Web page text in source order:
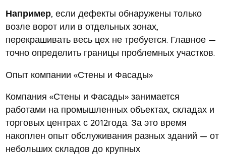
Например, если дефекты обнаружены только
возле ворот или в отдельных зонах,
перекрашивать весь цех не требуется. Главное —
точно определить границы проблемных участков.
Опыт компании «Стены и Фасады»
Компания «Стены и Фасады» занимается
работами на промышленных объектах, складах и
торговых центрах с 2012года. За это время
накоплен опыт обслуживания разных зданий — от
небольших складов до крупных